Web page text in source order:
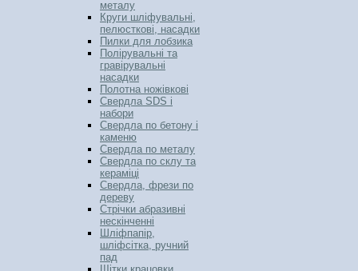
металу
Круги шліфувальні,
пелюсткові, насадки
Пилки для лобзика
Полірувальні та
гравірувальні
насадки
Полотна ножівкові
Свердла SDS і
набори
Свердла по бетону і
каменю
Свердла по металу
Свердла по склу та
кераміці
Свердла, фрези по
дереву
Стрічки абразивні
нескінченні
Шліфпапір,
шліфсітка, ручний
пад